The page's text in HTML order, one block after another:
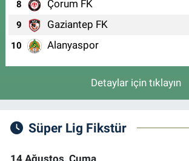
8 Çorum FK
9 Gaziantep FK
10 Alanyaspor
Detaylar için tıklayın
Süper Lig Fikstür
14 Ağustos, Cuma